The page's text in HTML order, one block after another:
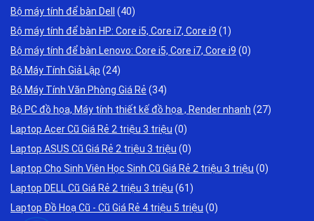
Bộ máy tính để bàn Dell
(40)
Bộ máy tính để bàn HP: Core i5, Core i7, Core i9 (1)
Bộ máy tính để bàn Lenovo: Core i5, Core i7, Core i9 (0)
Bộ Máy Tính Giả Lập (24)
Bộ Máy Tính Văn Phòng Giá Rẻ (34)
Bộ PC đồ họa, Máy tính thiết kế đồ họa , Render nhanh (27)
Laptop Acer Cũ Giá Rẻ 2 triệu 3 triệu (0)
Laptop ASUS Cũ Giá Rẻ 2 triệu 3 triệu (0)
Laptop Cho Sinh Viên Học Sinh Cũ Giá Rẻ 2 triệu 3 triệu (0)
Laptop DELL Cũ Giá Rẻ 2 triệu 3 triệu (61)
Laptop Đồ Hoạ Cũ - Cũ Giá Rẻ 4 triệu 5 triệu (0)